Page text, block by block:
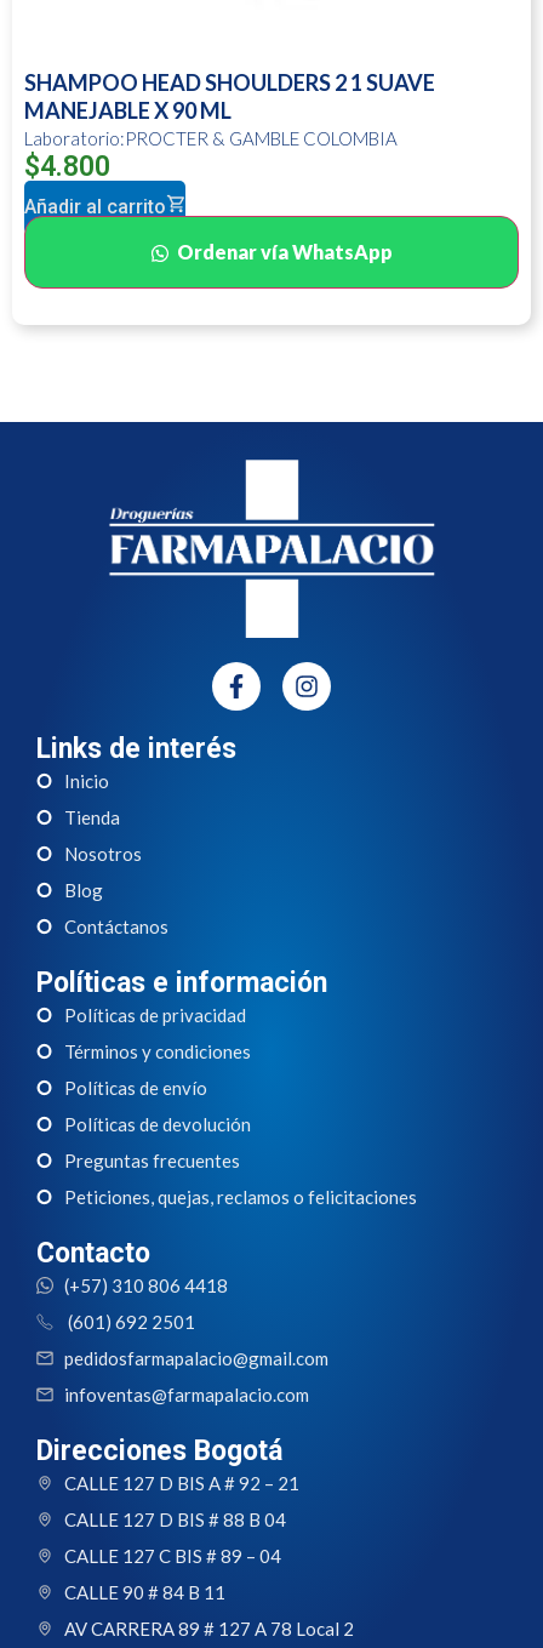
SHAMPOO HEAD SHOULDERS 2 1 SUAVE
MANEJABLE X 90 ML
Laboratorio:PROCTER & GAMBLE COLOMBIA
$4.800
Añadir al carrito
Ordenar vía WhatsApp
Links de interés
Inicio
Tienda
Nosotros
Blog
Contáctanos
Políticas e información
Políticas de privacidad
Términos y condiciones
Políticas de envío
Políticas de devolución
Preguntas frecuentes
Peticiones, quejas, reclamos o felicitaciones
Contacto
(+57) 310 806 4418
(601) 692 2501
pedidosfarmapalacio@gmail.com
infoventas@farmapalacio.com
Direcciones Bogotá
CALLE 127 D BIS A # 92 – 21
CALLE 127 D BIS # 88 B 04
CALLE 127 C BIS # 89 – 04
CALLE 90 # 84 B 11
AV CARRERA 89 # 127 A 78 Local 2